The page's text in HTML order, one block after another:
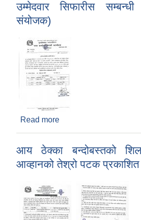
उम्मेदवार सिफारीस
संयोजक)
Read more
आय ठेक्का बन्दोबस्तको
आव्हानको तेश्रो पटक